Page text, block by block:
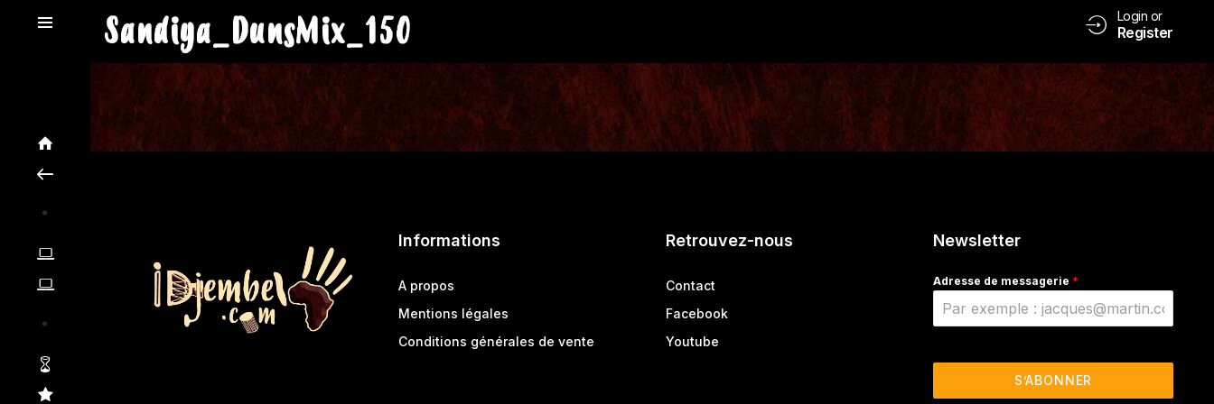
Sandiya_DunsMix_150 Login or
Register
Informations
A propos
Mentions légales
Conditions générales de vente
Retrouvez-nous
Contact
Facebook
Youtube
Newsletter
Adresse de messagerie *
S’ABONNER